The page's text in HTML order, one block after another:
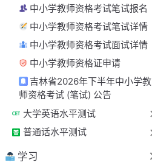
中小学教师资格考试笔试报名
中小学教师资格考试笔试详情
中小学教师资格考试面试详情
中小学教师资格证申请
吉林省2026年下半年中小学教
师资格考试 (笔试) 公告
大学英语水平测试
普通话水平测试
学习